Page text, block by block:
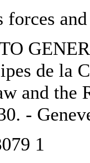
forces
de la
and the
-
1